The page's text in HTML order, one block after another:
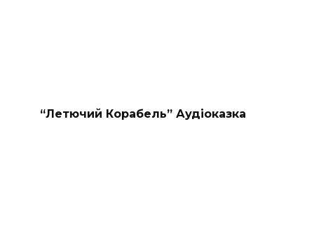
“Летючий Корабель” Аудіоказка